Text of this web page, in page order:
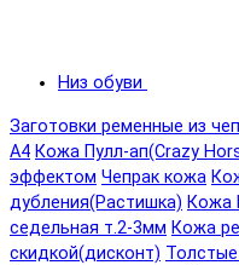
Низ обуви
Заготовки ременные из
А4 Кожа Пулл-ап(Crazy
эффектом Чепрак кожа
дубления(Растишка) Кожа
седельная т.2-3мм Кожа
скидкой(дисконт)